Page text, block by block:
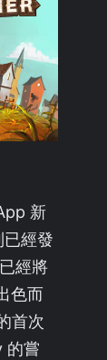
新
經發
經將
色而
首次
的嘗